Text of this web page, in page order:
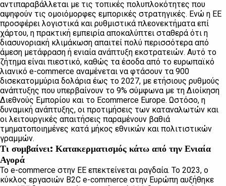
αντιπαραβάλλεται με τις τοπικές πολυπλοκότητες που
αψηφούν τις ομοιόμορφες εμπορικές στρατηγικές. Ενώ η ΕΕ
προσφέρει λογιστικά και ρυθμιστικά πλεονεκτήματα επί
χάρτου, η πρακτική εμπειρία αποκαλύπτει σταθερά ότι η
διασυνοριακή κλιμάκωση απαιτεί πολύ περισσότερα από
άμεση μετάφραση ή ενιαία ανάπτυξη εκστρατειών. Αυτό το
ζήτημα είναι πιεστικό, καθώς τα έσοδα από το ευρωπαϊκό
λιανικό e-commerce αναμένεται να φτάσουν τα 900
δισεκατομμύρια δολάρια έως το 2027, με ετήσιους ρυθμούς
ανάπτυξης που υπερβαίνουν το 9% σύμφωνα με τη Διοίκηση
Διεθνούς Εμπορίου και το Ecommerce Europe. Ωστόσο, η
δυναμική ανάπτυξης, οι προτιμήσεις των καταναλωτών και
οι λειτουργικές απαιτήσεις παραμένουν βαθιά
τμηματοποιημένες κατά μήκος εθνικών και πολιτιστικών
γραμμών.
Τι συμβαίνει: Κατακερματισμός κάτω από την Ενιαία
Αγορά
Το e-commerce στην ΕΕ επεκτείνεται ραγδαία. Το 2023, ο
κύκλος εργασιών B2C e-commerce στην Ευρώπη αυξήθηκε